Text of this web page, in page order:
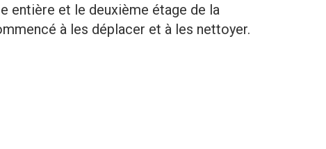
entière et le deuxième étage de la
à les déplacer et à les nettoyer.